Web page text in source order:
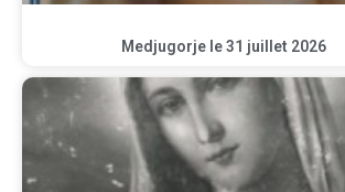
Medjugorje le 31 juillet 2026